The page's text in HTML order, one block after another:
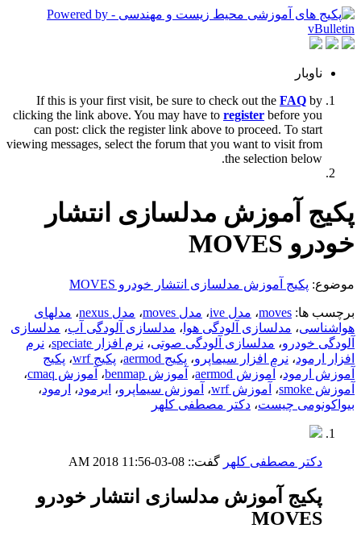
ناوبار
If this is your first visit, be sure to check out the FAQ by
clicking the link above. You may have to register before you
can post: click the register link above to proceed. To start
viewing messages, select the forum that you want to visit from
the selection below.
پکیج آموزش مدلسازی انتشار
خودرو MOVES
موضوع: پکیج آموزش مدلسازی انتشار خودرو MOVES
برچسب ها: moves، مدل ive ، مدل moves ، مدل nexus ، مدلهای
هواشناسی، مدلسازی آلودگی هوا ، مدلسازی آلودگی آب، مدلسازی
آلودگی خودرو، مدلسازی آلودگی صوتی، نرم افزار speciate ، نرم
افزار ارمود، نرم افزار سیماپرو، پکیج aermod ، پکیج wrf ، پکیج
آموزش ارمود، آموزش aermod ، آموزش benmap ، آموزش cmaq
،
آموزش smoke
، آموزش wrf ، آموزش سیماپرو، ایرمود، ارمود،
بیواکونومی چیست، دکتر مصطفی کلهر
دکتر مصطفی کلهر گفت:: 08-03-2018
11:56 AM
پکیج آموزش مدلسازی انتشار خودرو
MOVES